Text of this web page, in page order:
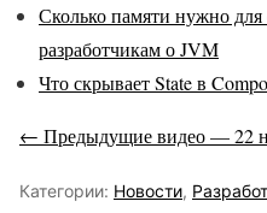
Сколько памяти нужно
разработчикам о JVM
Что скрывает State в
← Предыдущие видео — 22
Категории: Новости,